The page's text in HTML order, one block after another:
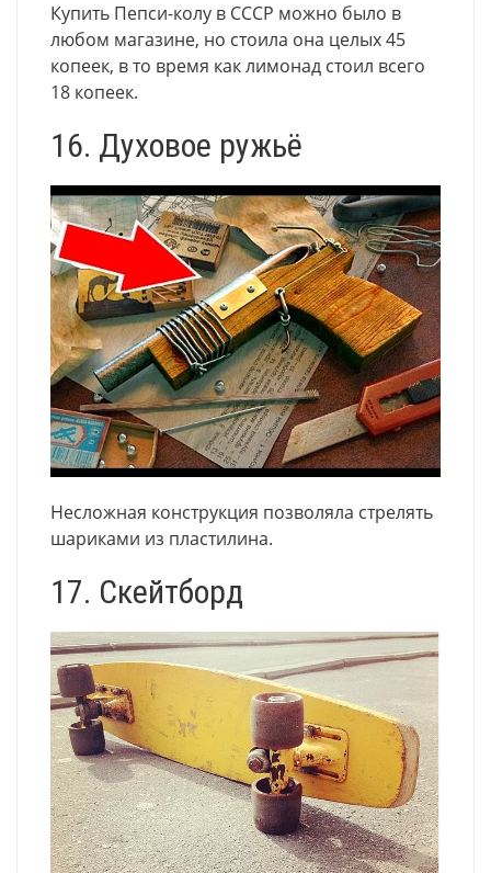
Купить Пепси-колу в СССР можно было в
любом магазине, но стоила она целых 45
копеек, в то время как лимонад стоил всего
18 копеек.
16. Духовое ружьё
Несложная конструкция позволяла стрелять
шариками из пластилина.
17. Скейтборд